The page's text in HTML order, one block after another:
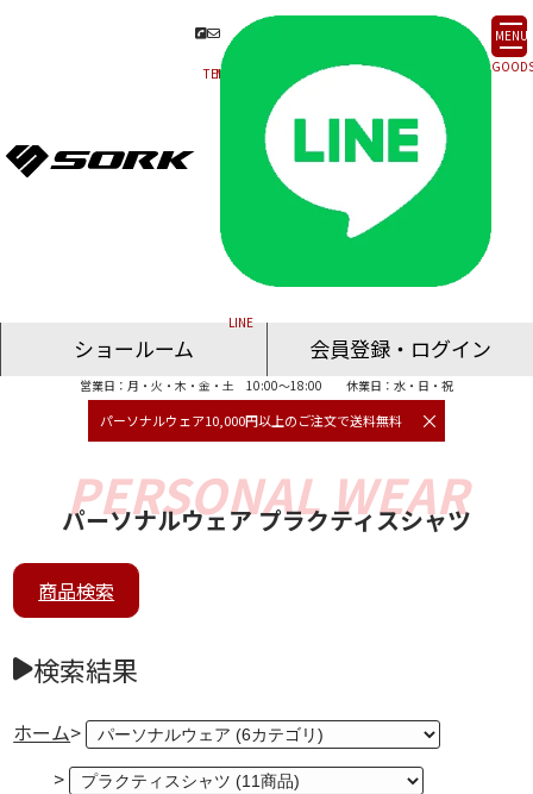
MENU
ショールーム
東京ショールーム
名古屋ショールーム
大阪ショールーム
福岡ショールーム
オンライン相談
会員登録・ログイン
営業日：月・火・木・金・土 10:00～18:00 休業日：水・日・祝
パーソナルウェア10,000円以上のご注文で送料無料 ×
パーソナルウェア プラクティスシャツ
商品検索
検索結果
ホーム>
>